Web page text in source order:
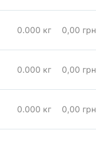
0.000 кг 0,00 грн
0.000 кг 0,00 грн
0.000 кг 0,00 грн